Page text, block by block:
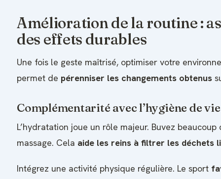
Amélioration de la routine :
des effets durables
Une fois le geste maîtrisé, optimiser votre
permet de pérenniser les changements obtenus
Complémentarité avec l’hygiène de
L’hydratation joue un rôle majeur. Buvez beaucoup
massage. Cela aide les reins à filtrer les déchets
Intégrez une activité physique régulière. Le sport